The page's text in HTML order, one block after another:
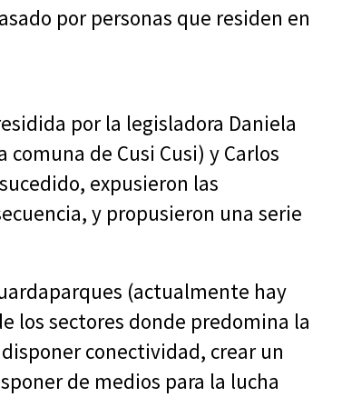
por personas que residen en
por la legisladora Daniela
comuna de Cusi Cusi) y Carlos
expusieron las
y propusieron una serie
(actualmente hay
los sectores donde predomina la
conectividad, crear un
de medios para la lucha